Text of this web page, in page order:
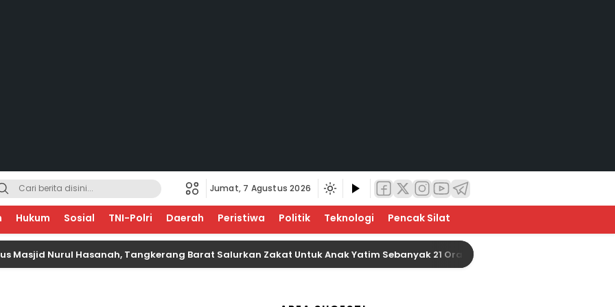
Jumat, 7 Agustus 2026
Hukum Sosial TNI-Polri Daerah Peristiwa Politik Teknologi Pencak Silat
Nurul Hasanah, Tangkerang Barat Salurkan Zakat Untuk Anak Yatim Sebanyak 21 Orang